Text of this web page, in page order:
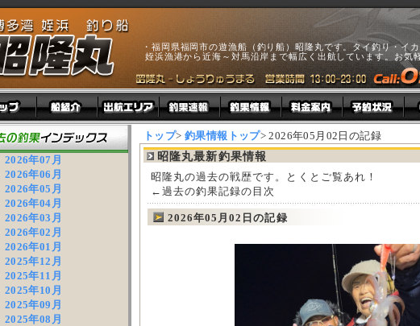
・福岡県福岡市の遊漁船（釣り船）昭隆丸です。タイ釣り・イ
姪浜漁港から近海～対馬沿岸まで幅広く出航しています。お気
2026年07月
2026年06月
2026年05月
2026年04月
2026年03月
2026年02月
2026年01月
2025年12月
2025年11月
2025年10月
2025年09月
2025年08月
トップ> 釣果情報トップ> 2026年05月02日の記録
昭隆丸最新釣果情報
昭隆丸の過去の戦歴です。とくとご覧あれ！
←過去の釣果記録の目次
2026年05月02日の記録